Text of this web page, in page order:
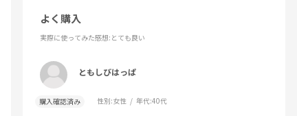
よく購入
実際に使ってみた感想:とても良い
ともしびはっぱ
購入確認済み 性別:女性 年代:40代